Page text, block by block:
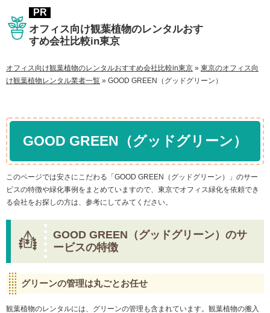
オフィス向け観葉植物のレンタルおす
すめ会社比較in東京
オフィス向け観葉植物のレンタルおすすめ会社比較in東京 » 東京のオフィス向
け観葉植物レンタル業者一覧 » GOOD GREEN（グッドグリーン）
GOOD GREEN（グッドグリーン）
このページでは安さにこだわる「GOOD GREEN（グッドグリーン）」のサー
ビスの特徴や緑化事例をまとめていますので、東京でオフィス緑化を依頼でき
る会社をお探しの方は、参考にしてみてください。
GOOD GREEN（グッドグリーン）のサ
ービスの特徴
グリーンの管理は丸ごとお任せ
観葉植物のレンタルには、グリーンの管理も含まれています。観葉植物の搬入